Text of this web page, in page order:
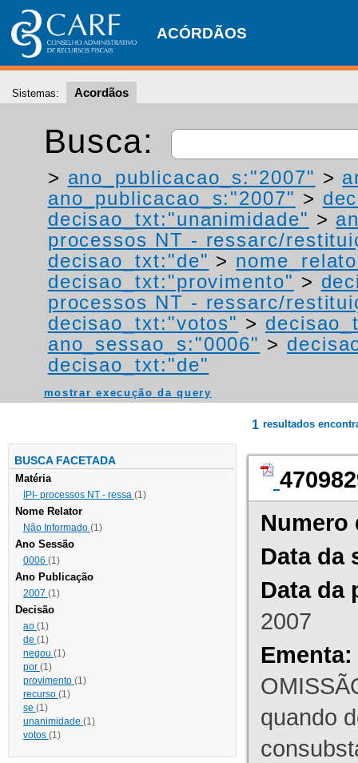
ACÓRDÃOS
Sistemas: Acordãos
Busca:
> ano_publicacao_s:"2007" >
ano_publicacao_s:"2007" >
decisao_txt:"unanimidade" >
processos NT - ressarc/
decisao_txt:"de" >
decisao_txt:"provimento" >
processos NT - ressarc/
decisao_txt:"votos" >
ano_sessao_s:"0006" >
decisao_txt:"de"
mostrar execução da query
BUSCA FACETADA
Matéria
IPI- processos NT - ressa (1)
Nome Relator
Não Informado (1)
Ano Sessão
0006 (1)
Ano Publicação
2007 (1)
Decisão
ao (1)
de (1)
negou (1)
por (1)
provimento (1)
recurso (1)
se (1)
unanimidade (1)
votos (1)
1 resultados
Numero
Data da
Data da
2007
Ementa:
quando